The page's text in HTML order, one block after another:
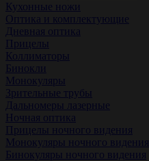
Кухонные ножи
Оптика и комплектующие
Дневная оптика
Прицелы
Коллиматоры
Бинокли
Монокуляры
Зрительные трубы
Дальномеры лазерные
Ночная оптика
Прицелы ночного видения
Монокуляры ночного видения
Бинокуляры ночного видения